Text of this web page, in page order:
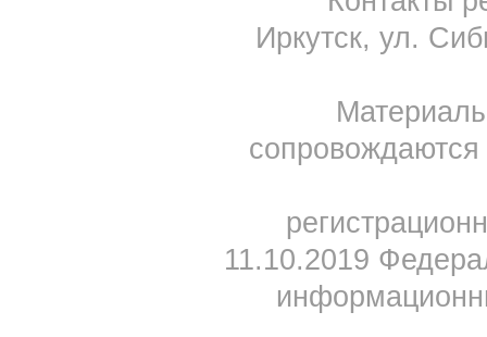
Иркутск, ул.
11.10.2019